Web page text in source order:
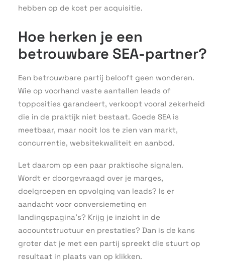
hebben op de kost per acquisitie.
Hoe herken je een
betrouwbare SEA-partner?
Een betrouwbare partij belooft geen wonderen.
Wie op voorhand vaste aantallen leads of
topposities garandeert, verkoopt vooral zekerheid
die in de praktijk niet bestaat. Goede SEA is
meetbaar, maar nooit los te zien van markt,
concurrentie, websitekwaliteit en aanbod.
Let daarom op een paar praktische signalen.
Wordt er doorgevraagd over je marges,
doelgroepen en opvolging van leads? Is er
aandacht voor conversiemeting en
landingspagina’s? Krijg je inzicht in de
accountstructuur en prestaties? Dan is de kans
groter dat je met een partij spreekt die stuurt op
resultaat in plaats van op klikken.